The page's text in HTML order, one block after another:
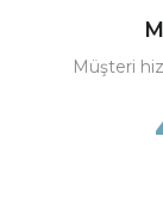
Müşteri